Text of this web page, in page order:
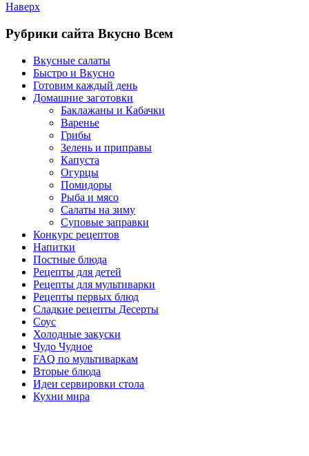
Наверх
Рубрики сайта Вкусно Всем
Вкусные салаты
Быстро и Вкусно
Готовим каждый день
Домашние заготовки
Баклажаны и Кабачки
Варенье
Грибы
Зелень и приправы
Капуста
Огурцы
Помидоры
Рыба и мясо
Салаты на зиму
Суповые заправки
Конкурс рецептов
Напитки
Постные блюда
Рецепты для детей
Рецепты для мультиварки
Рецепты первых блюд
Сладкие рецепты Десерты
Соус
Холодные закуски
Чудо Чудное
FAQ по мультиваркам
Вторые блюда
Идеи сервировки стола
Кухни мира